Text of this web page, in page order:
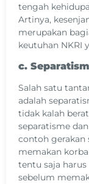
tengah
Artinya,
merupakan
keutuhan NKRI
c.
Salah satu
adalah
tidak kalah
separatisme
contoh gerakan
memakan
tentu saja
sebelum